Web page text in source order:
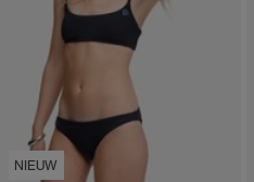
NIEUW